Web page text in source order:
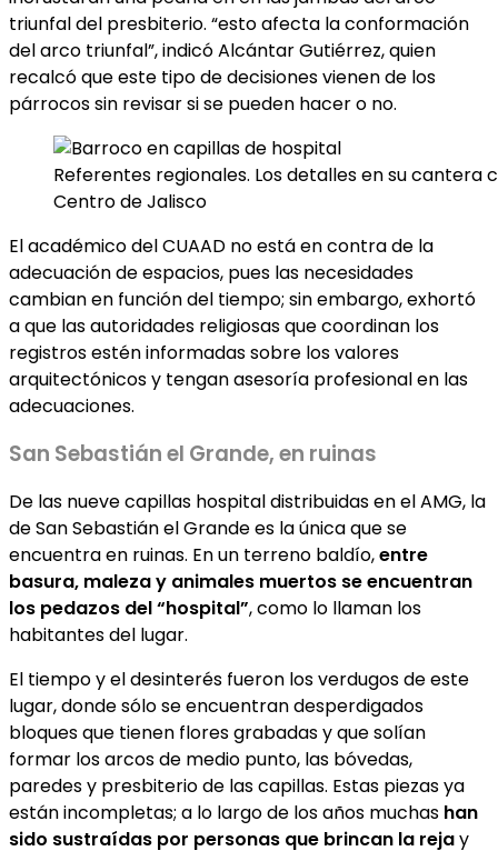
triunfal del presbiterio. “esto afecta la conformación
del arco triunfal”, indicó Alcántar Gutiérrez, quien
recalcó que este tipo de decisiones vienen de los
párrocos sin revisar si se pueden hacer o no.
Referentes regionales. Los detalles en su
Centro de Jalisco
El académico del CUAAD no está en contra de la
adecuación de espacios, pues las necesidades
cambian en función del tiempo; sin embargo, exhortó
a que las autoridades religiosas que coordinan los
registros estén informadas sobre los valores
arquitectónicos y tengan asesoría profesional en las
adecuaciones.
San Sebastián el Grande, en ruinas
De las nueve capillas hospital distribuidas en el AMG, la
de San Sebastián el Grande es la única que se
encuentra en ruinas. En un terreno baldío,entre
basura, maleza y animales muertos se encuentran
los pedazos del “hospital”, como lo llaman los
habitantes del lugar.
El tiempo y el desinterés fueron los verdugos de este
lugar, donde sólo se encuentran desperdigados
bloques que tienen flores grabadas y que solían
formar los arcos de medio punto, las bóvedas,
paredes y presbiterio de las capillas. Estas piezas ya
están incompletas; a lo largo de los años muchas han
sido sustraídas por personas que brincan la rejay